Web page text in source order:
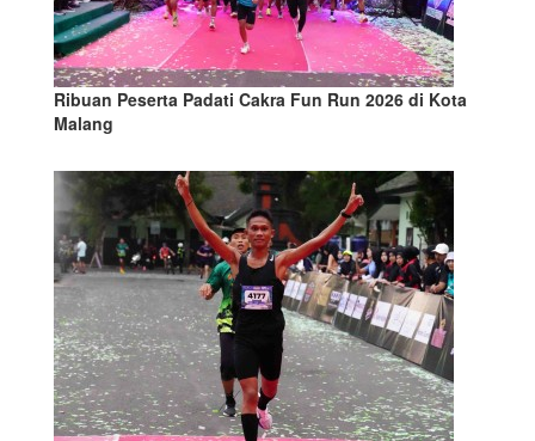
Ribuan Peserta Padati Cakra Fun Run 2026 di Kota
Malang